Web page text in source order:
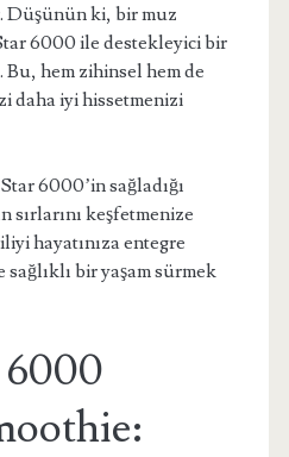
Düşünün ki, bir muz
6000 ile destekleyici bir
hem zihinsel hem de
daha iyi hissetmenizi
6000’in sağladığı
sırlarını keşfetmenize
hayatınıza entegre
bir yaşam sürmek
6000